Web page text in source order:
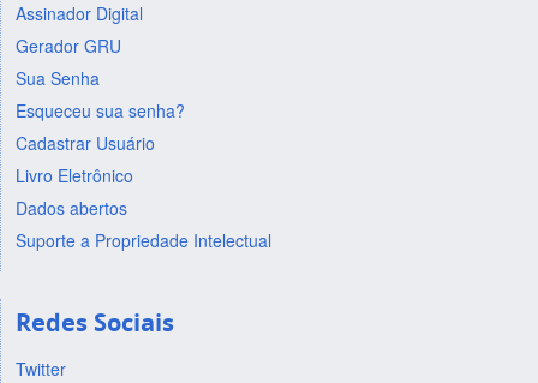
Assinador Digital
Gerador GRU
Sua Senha
Esqueceu sua senha?
Cadastrar Usuário
Livro Eletrônico
Dados abertos
Suporte a Propriedade Intelectual
Redes Sociais
Twitter